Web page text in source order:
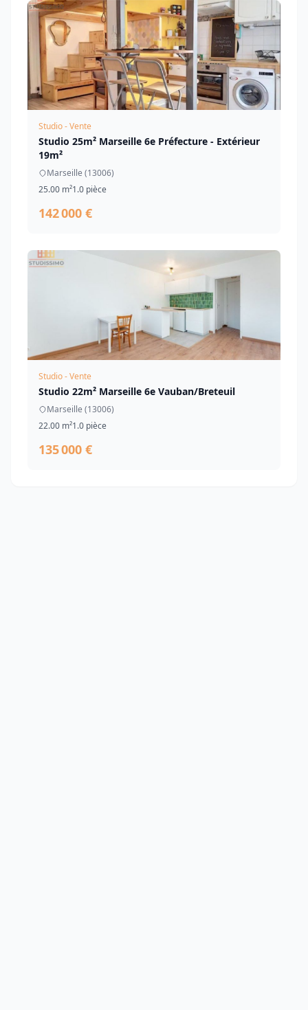
Studio - Vente
Studio 25m² Marseille 6e Préfecture - Extérieur
19m²
Marseille (13006)
25.00 m²1.0 pièce
142 000 €
Studio - Vente
Studio 22m² Marseille 6e Vauban/Breteuil
Marseille (13006)
22.00 m²1.0 pièce
135 000 €